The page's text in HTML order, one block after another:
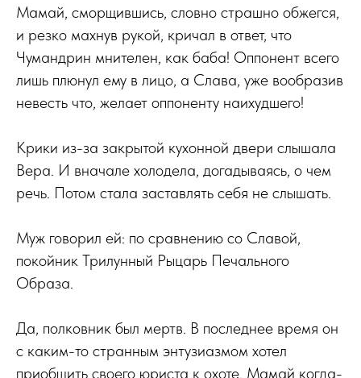
Мамай, сморщившись, словно страшно обжегся,
и резко махнув рукой, кричал в ответ, что
Чумандрин мнителен, как баба! Оппонент всего
лишь плюнул ему в лицо, а Слава, уже вообразив
невесть что, желает оппоненту наихудшего!
Крики из-за закрытой кухонной двери слышала
Вера. И вначале холодела, догадываясь, о чем
речь. Потом стала заставлять себя не слышать.
Муж говорил ей: по сравнению со Славой,
покойник Трилунный Рыцарь Печального
Образа.
Да, полковник был мертв. В последнее время он
с каким-то странным энтузиазмом хотел
приобщить своего юриста к охоте. Мамай когда-